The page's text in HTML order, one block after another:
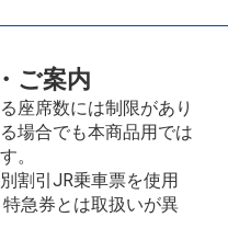
ご案内
座席数には制限があり
場合でも本商品用では
。
割引JR乗車票を使用
急券とは取扱いが異